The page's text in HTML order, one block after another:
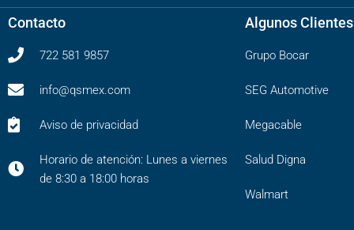
Contacto
722 581 9857
info@qsmex.com
Aviso de privacidad
Horario de atención: Lunes a viernes
de 8:30 a 18:00 horas
Algunos Clientes
Grupo Bocar
SEG Automotive
Megacable
Salud Digna
Walmart